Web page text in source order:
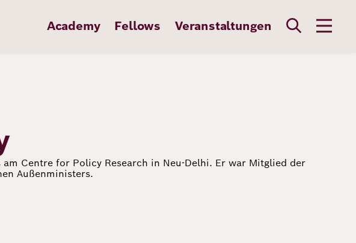
Academy Fellows Veranstaltungen
Centre for Policy Research in Neu-Delhi. Er war Mitglied der
Außenministers.